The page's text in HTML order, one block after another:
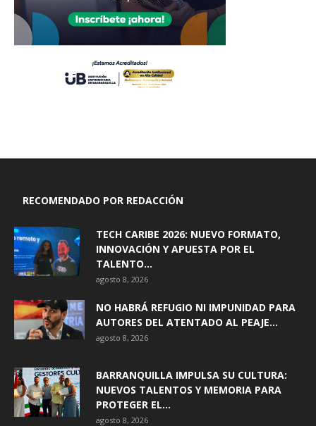
RECOMENDADO POR REDACCIÓN
TECH CARIBE 2026: NUEVO FORMATO,
INNOVACIÓN Y APUESTA POR EL
TALENTO...
agosto 8, 2026
NO HABRÁ REFUGIO NI IMPUNIDAD PARA
AUTORES DEL ATENTADO AL PEAJE...
agosto 8, 2026
BARRANQUILLA IMPULSA SU CULTURA:
NUEVOS TALENTOS Y MEMORIA PARA
PROTEGER EL...
agosto 8, 2026